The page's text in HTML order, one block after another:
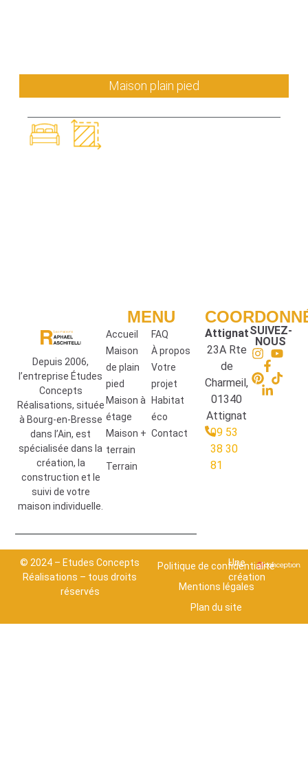
Maison plain pied
Depuis 2006,
l’entreprise Études
Concepts
Réalisations, située
à Bourg-en-Bresse
dans l’Ain, est
spécialisée dans la
création, la
construction et le
suivi de votre
maison individuelle.
MENU
Accueil
Maison
de plain
pied
Maison à
étage
Maison +
terrain
Terrain
FAQ
À propos
Votre
projet
Habitat
éco
Contact
Attignat
23A Rte
de
Charmeil,
01340
Attignat
09 53
38 30
81
SUIVEZ-
NOUS
© 2024 – Etudes Concepts
Réalisations – tous droits
réservés
Politique de confidentialité
Mentions légales
Plan du site
Une
création